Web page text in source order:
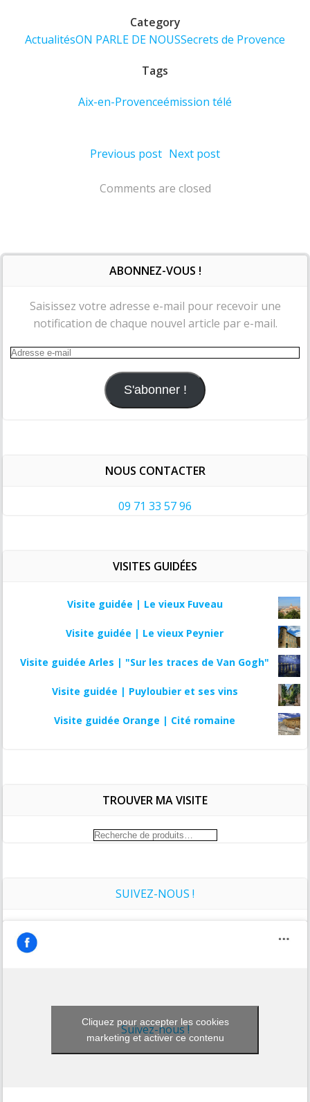
Category
ActualitésON PARLE DE NOUSSecrets de Provence
Tags
Aix-en-Provenceémission télé
Post
navigation
Previous post Post
navigation
Next post
Comments are closed
ABONNEZ-VOUS !
Saisissez votre adresse e-mail pour recevoir une
notification de chaque nouvel article par e-mail.
Adresse
S'abonner !
NOUS CONTACTER
09 71 33 57 96
VISITES GUIDÉES
Visite guidée | Le vieux Fuveau
Visite guidée | Le vieux Peynier
Visite guidée Arles | "Sur les traces de Van Gogh"
Visite guidée | Puyloubier et ses vins
Visite guidée Orange | Cité romaine
TROUVER MA VISITE
Recherche
SUIVEZ-NOUS !
Suivez-nous !
Cliquez pour accepter les cookies
marketing et activer ce contenu